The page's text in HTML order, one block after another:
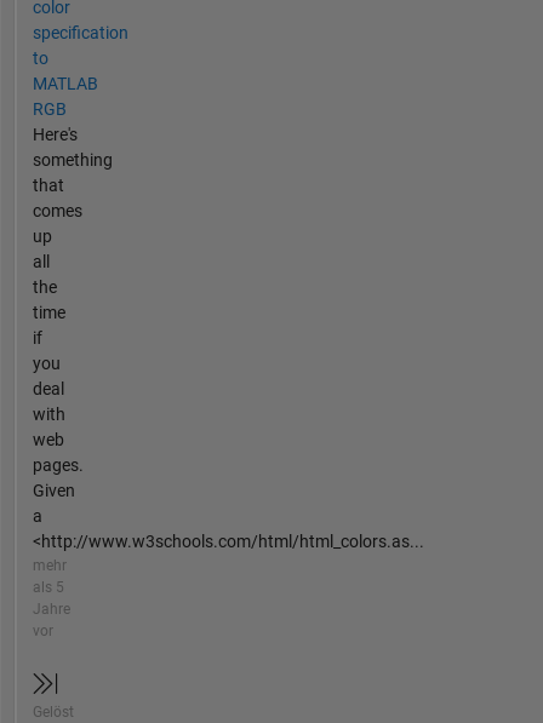
color
specification
to
MATLAB
RGB
Here's
something
that
comes
up
all
the
time
if
you
deal
with
web
pages.
Given
a
<http://www.w3schools.com/html/html_colors.as...
mehr
als 5
Jahre
vor
Gelöst